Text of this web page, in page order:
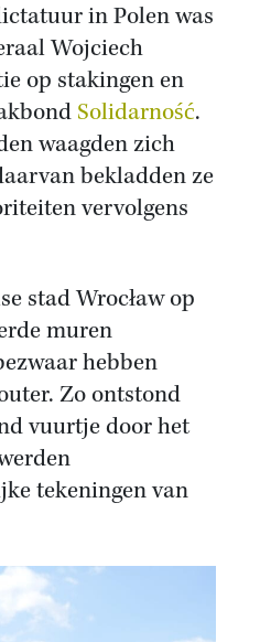
in Polen was
Wojciech
op stakingen en
Solidarność.
waagden zich
bekladden ze
vervolgens
stad Wrocław op
muren
hebben
Zo ontstond
vuurtje door het
tekeningen van